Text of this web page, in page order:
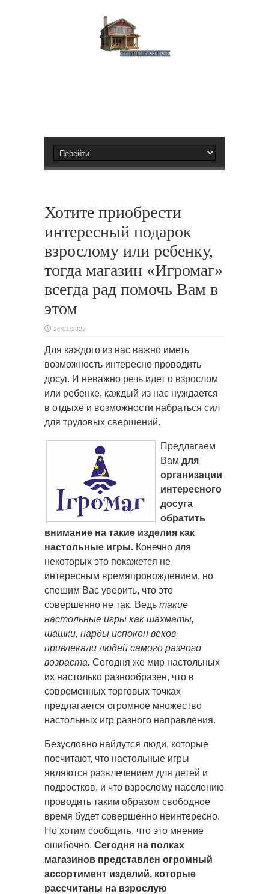
Хотите приобрести
интересный подарок
взрослому или ребенку,
тогда магазин «Игромаг»
всегда рад помочь Вам в
этом
24/01/2022
Для каждого из нас важно иметь
возможность интересно проводить
досуг. И неважно речь идет о взрослом
или ребенке, каждый из нас нуждается
в отдыхе и возможности набраться сил
для трудовых свершений.
Предлагаем
Вам для
организации
интересного
досуга
обратить
внимание на такие изделия как
настольные игры. Конечно для
некоторых это покажется не
интересным времяпровождением, но
спешим Вас уверить, что это
совершенно не так. Ведь такие
настольные игры как шахматы,
шашки, нарды испокон веков
привлекали людей самого разного
возраста. Сегодня же мир настольных
их настолько разнообразен, что в
современных торговых точках
предлагается огромное множество
настольных игр разного направления.
Безусловно найдутся люди, которые
посчитают, что настольные игры
являются развлечением для детей и
подростков, и что взрослому населению
проводить таким образом свободное
время будет совершенно неинтересно.
Но хотим сообщить, что это мнение
ошибочно. Сегодня на полках
магазинов представлен огромный
ассортимент изделий, которые
рассчитаны на взрослую